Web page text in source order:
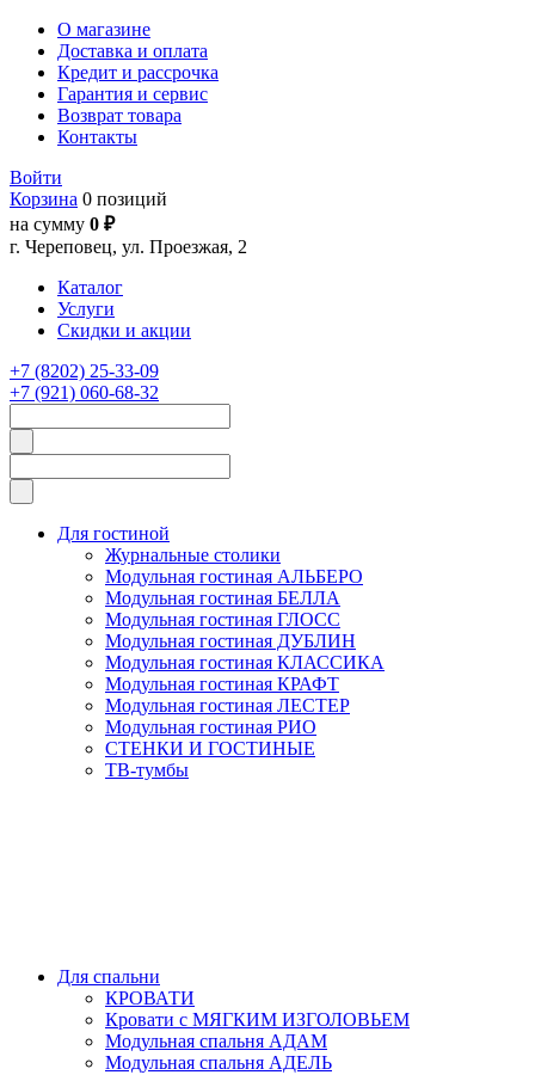
О магазине
Доставка и оплата
Кредит и рассрочка
Гарантия и сервис
Возврат товара
Контакты
Войти
Корзина 0 позиций
на сумму 0 ₽
г. Череповец, ул. Проезжая, 2
Каталог
Услуги
Скидки и акции
+7 (8202) 25-33-09
+7 (921) 060-68-32
Для гостиной
Журнальные столики
Модульная гостиная АЛЬБЕРО
Модульная гостиная БЕЛЛА
Модульная гостиная ГЛОСС
Модульная гостиная ДУБЛИН
Модульная гостиная КЛАССИКА
Модульная гостиная КРАФТ
Модульная гостиная ЛЕСТЕР
Модульная гостиная РИО
СТЕНКИ И ГОСТИНЫЕ
ТВ-тумбы
Для спальни
КРОВАТИ
Кровати с МЯГКИМ ИЗГОЛОВЬЕМ
Модульная спальня АДАМ
Модульная спальня АДЕЛЬ